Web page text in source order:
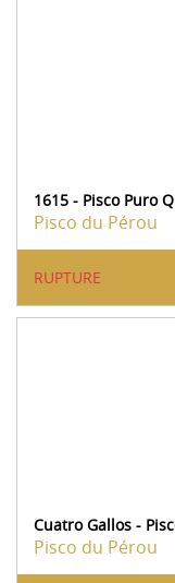
1615 - Pisco Puro
Pisco du Pérou
RUPTURE
Cuatro Gallos -
Pisco du Pérou